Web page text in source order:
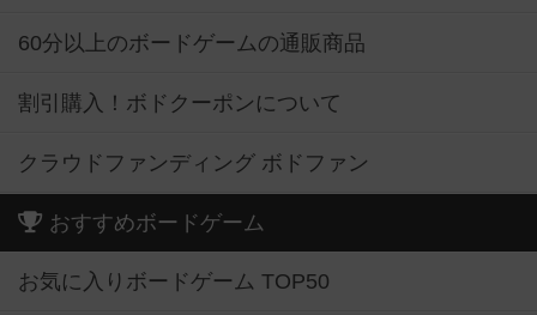
60分以上のボードゲームの通販商品
割引購入！ボドクーポンについて
クラウドファンディング ボドファン
おすすめボードゲーム
お気に入りボードゲーム TOP50